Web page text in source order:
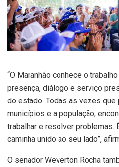
“O Maranhão conhece o
presença, diálogo e serviço
do estado. Todas as vezes que
municípios e a população,
trabalhar e resolver problemas.
caminha unido ao seu lado”,
O senador Weverton Rocha